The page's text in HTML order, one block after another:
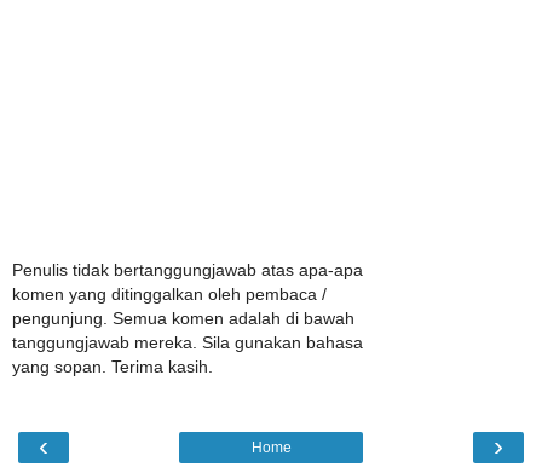
Penulis tidak bertanggungjawab atas apa-apa
komen yang ditinggalkan oleh pembaca /
pengunjung. Semua komen adalah di bawah
tanggungjawab mereka. Sila gunakan bahasa
yang sopan. Terima kasih.
‹ ›
Home